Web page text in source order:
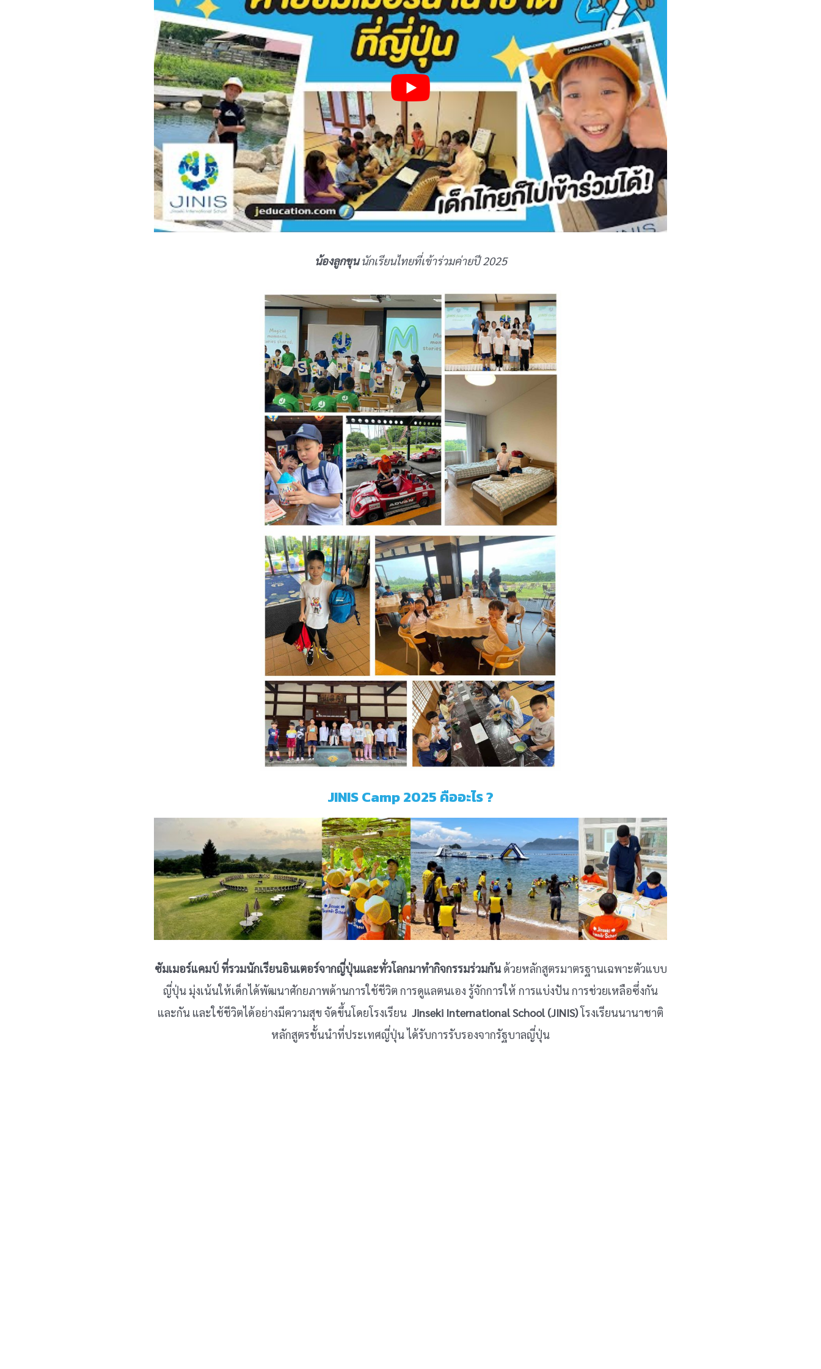
น้องลูกขุนนักเรียนไทยที่เข้าร่วมค่ายปี 2025
JINIS Camp 2025 คืออะไร ?
ซัมเมอร์แคมป์ ที่รวมนักเรียนอินเตอร์จากญี่ปุ่นและทั่วโลกมาทำกิจกรรมร่วมกันด้วยหลักสูตรมาตรฐานเฉพาะตัวแบบ
ญี่ปุ่น มุ่งเน้นให้เด็กได้พัฒนาศักยภาพด้านการใช้ชีวิต การดูแลตนเอง รู้จักการให้ การแบ่งปัน การช่วยเหลือซึ่งกัน
และกัน และใช้ชีวิตได้อย่างมีความสุข จัดขึ้นโดยโรงเรียน Jinseki International School (JINIS)โรงเรียนนานาชาติ
หลักสูตรชั้นนำที่ประเทศญี่ปุ่น ได้รับการรับรองจากรัฐบาลญี่ปุ่น